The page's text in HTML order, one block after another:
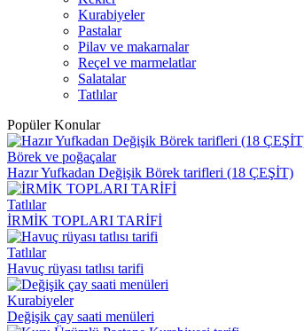
Kurabiyeler
Pastalar
Pilav ve makarnalar
Reçel ve marmelatlar
Salatalar
Tatlılar
Popüler Konular
Börek ve poğaçalar
Hazır Yufkadan Değişik Börek tarifleri (18 ÇEŞİT)
Tatlılar
İRMİK TOPLARI TARİFİ
Tatlılar
Havuç rüyası tatlısı tarifi
Kurabiyeler
Değişik çay saati menüleri